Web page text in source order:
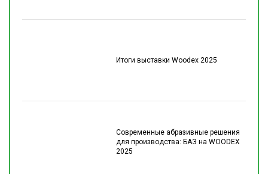
Итоги выставки Woodex 2025
Современные абразивные решения
для производства: БАЗ на WOODEX
2025